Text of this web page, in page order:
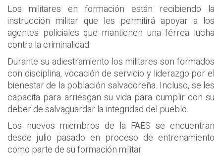
Los militares en formación están recibiendo la
instrucción militar que les permitirá apoyar a los
agentes policiales que mantienen una férrea lucha
contra la criminalidad.
Durante su adiestramiento los militares son formados
con disciplina, vocación de servicio y liderazgo por el
bienestar de la población salvadoreña. Incluso, se les
capacita para arriesgan su vida para cumplir con su
deber de salvaguardar la integridad del pueblo.
Los nuevos miembros de la FAES se encuentran
desde julio pasado en proceso de entrenamiento
como parte de su formación militar.